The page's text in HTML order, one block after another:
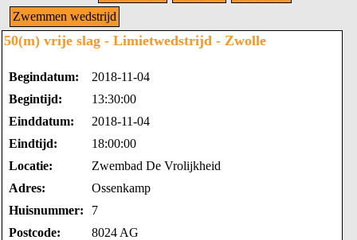
Zwemmen wedstrijd
50(m) vrije slag - Limietwedstrijd - Zwolle
Begindatum:
2018-11-04
Begintijd:
13:30:00
Einddatum:
2018-11-04
Eindtijd:
18:00:00
Locatie:
Zwembad De Vrolijkheid
Adres:
Ossenkamp
Huisnummer:
7
Postcode:
8024 AG